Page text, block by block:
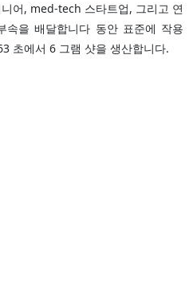
어, med-tech 스타트업, 그리고 연
을 배달합니다 동안 표준에 작용
초에서 6 그램 샷을 생산합니다.